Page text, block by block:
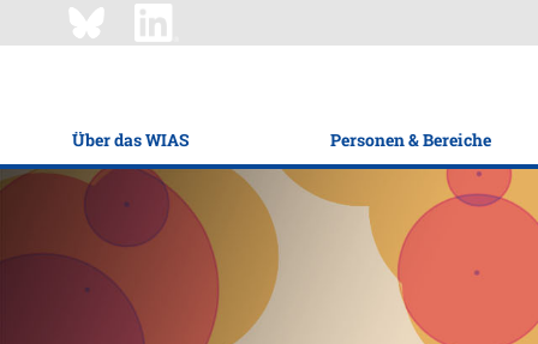
Über das WIAS Personen & Bereiche